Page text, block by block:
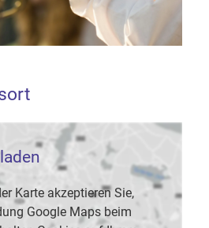
Karte akzeptieren Sie,
Google Maps beim